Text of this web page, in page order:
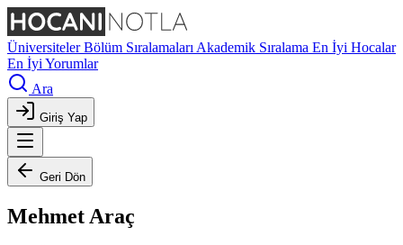
ÜniversitelerBölüm Sıralamaları Akademik Sıralama En İyi Hocalar
En İyi Yorumlar
Ara
Giriş Yap
Geri Dön
Mehmet Araç